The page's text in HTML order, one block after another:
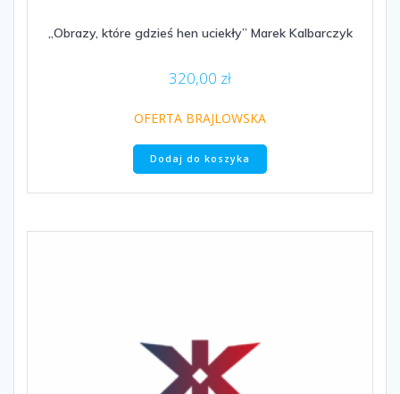
„Obrazy, które gdzieś hen uciekły” Marek Kalbarczyk
320,00 zł
OFERTA BRAJLOWSKA
Dodaj do koszyka